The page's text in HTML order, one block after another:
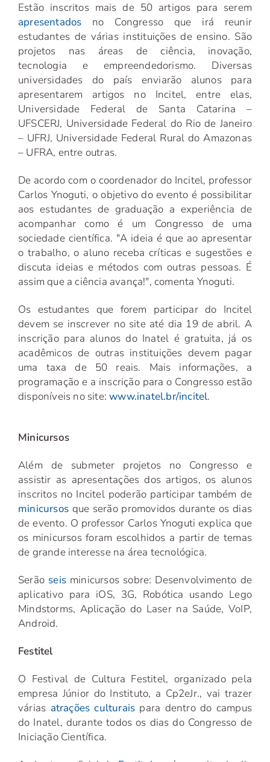
Estão inscritos mais de 50 artigos para serem
apresentados no Congresso que irá reunir
estudantes de várias instituições de ensino. São
projetos nas áreas de ciência, inovação,
tecnologia e empreendedorismo. Diversas
universidades do país enviarão alunos para
apresentarem artigos no Incitel, entre elas,
Universidade Federal de Santa Catarina –
UFSCERJ, Universidade Federal do Rio de Janeiro
– UFRJ, Universidade Federal Rural do Amazonas
– UFRA, entre outras.
De acordo com o coordenador do Incitel, professor
Carlos Ynoguti, o objetivo do evento é possibilitar
aos estudantes de graduação a experiência de
acompanhar como é um Congresso de uma
sociedade científica. "A ideia é que ao apresentar
o trabalho, o aluno receba críticas e sugestões e
discuta ideias e métodos com outras pessoas. É
assim que a ciência avança!", comenta Ynoguti.
Os estudantes que forem participar do Incitel
devem se inscrever no site até dia 19 de abril. A
inscrição para alunos do Inatel é gratuita, já os
acadêmicos de outras instituições devem pagar
uma taxa de 50 reais. Mais informações, a
programação e a inscrição para o Congresso estão
disponíveis no site:www.inatel.br/incitel.
Minicursos
Além de submeter projetos no Congresso e
assistir as apresentações dos artigos, os alunos
inscritos no Incitel poderão participar também de
minicursos que serão promovidos durante os dias
de evento. O professor Carlos Ynoguti explica que
os minicursos foram escolhidos a partir de temas
de grande interesse na área tecnológica.
Serão seisminicursos sobre: Desenvolvimento de
aplicativo para iOS, 3G, Robótica usando Lego
Mindstorms, Aplicação do Laser na Saúde, VoIP,
Android.
Festitel
O Festival de Cultura Festitel, organizado pela
empresa Júnior do Instituto, a Cp2eJr., vai trazer
várias atrações culturais para dentro do campus
do Inatel, durante todos os dias do Congresso de
Iniciação Científica.